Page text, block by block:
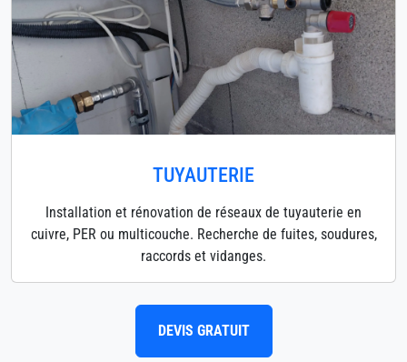
TUYAUTERIE
Installation et rénovation de réseaux de tuyauterie en
cuivre, PER ou multicouche. Recherche de fuites, soudures,
raccords et vidanges.
DEVIS GRATUIT